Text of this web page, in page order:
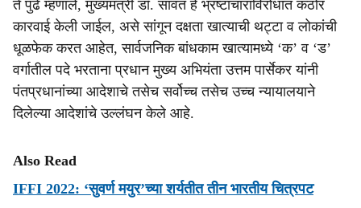
ते पुढे म्हणाले, मुख्यमंत्री डॉ. सावंत हे भ्रष्टाचाराविरोधात कठोर
कारवाई केली जाईल, असे सांगून दक्षता खात्याची थट्टा व लोकांची
धूळफेक करत आहेत, सार्वजनिक बांधकाम खात्यामध्ये ‘क’ व ‘ड’
वर्गातील पदे भरताना प्रधान मुख्य अभियंता उत्तम पार्सेकर यांनी
पंतप्रधानांच्या आदेशाचे तसेच सर्वोच्च तसेच उच्च न्यायालयाने
दिलेल्या आदेशांचे उल्लंघन केले आहे.
Also Read
IFFI 2022: ‘सुवर्ण मयुर’च्या शर्यतीत तीन भारतीय चित्रपट